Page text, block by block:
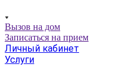
Вызов на дом
Записаться на прием
Личный кабинет
Услуги